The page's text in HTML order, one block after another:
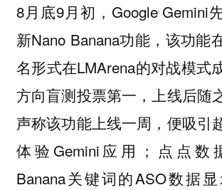
8月底9月初，Google Gemini
新Nano Banana功能，该功能
名形式在LMArena的对战模式
方向盲测投票第一，上线后随
声称该功能上线一周，便吸引
体验Gemini应用；点点数
Banana关键词的ASO数据